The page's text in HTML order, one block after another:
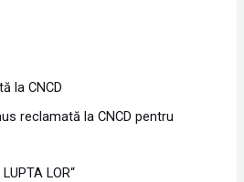
la CNCD
reclamată la CNCD pentru
LOR“